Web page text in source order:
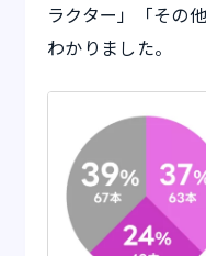
ラクター」「その
わかりました。